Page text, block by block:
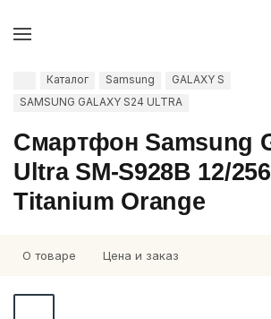
Каталог Samsung
GALAXY S
SAMSUNG GALAXY S24 ULTRA
Смартфон Samsung
Ultra SM-S928B 12/
Titanium Orange
О товаре Цена и заказ